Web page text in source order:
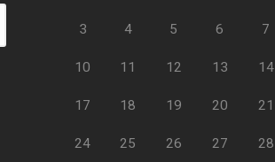
3 4 5 6 7
10 11 12 13 14
17 18 19 20 21
24 25 26 27 28